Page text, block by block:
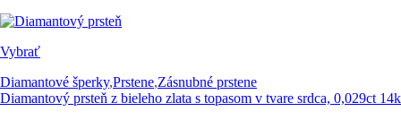
Vybrať
Diamantové šperky,Prstene,Zásnubné prstene
Diamantový prsteň z bieleho zlata s topasom v tvare srdca, 0,029ct 14k